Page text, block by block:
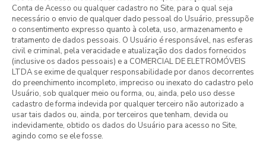
Conta de Acesso ou qualquer cadastro no Site, para o qual seja
necessário o envio de qualquer dado pessoal do Usuário, pressupõe
o consentimento expresso quanto à coleta, uso, armazenamento e
tratamento de dados pessoais. O Usuário é responsável, nas esferas
civil e criminal, pela veracidade e atualização dos dados fornecidos
(inclusive os dados pessoais) e a COMERCIAL DE ELETROMÓVEIS
LTDA se exime de qualquer responsabilidade por danos decorrentes
do preenchimento incompleto, impreciso ou inexato do cadastro pelo
Usuário, sob qualquer meio ou forma, ou, ainda, pelo uso desse
cadastro de forma indevida por qualquer terceiro não autorizado a
usar tais dados ou, ainda, por terceiros que tenham, devida ou
indevidamente, obtido os dados do Usuário para acesso no Site,
agindo como se ele fosse.